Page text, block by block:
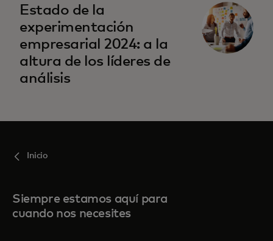
Estado de la
experimentación
empresarial 2024: a la
altura de los líderes de
análisis
Inicio
Siempre estamos aquí para
cuando nos necesites